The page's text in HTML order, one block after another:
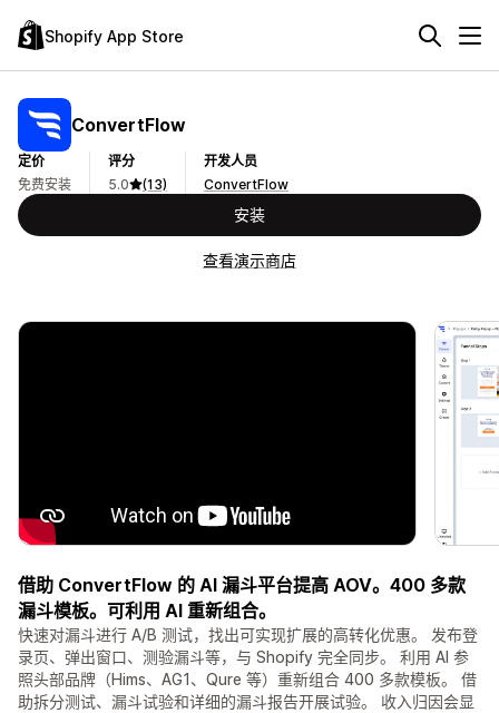
Shopify App Store
ConvertFlow
定价
免费安装
评分
5.0
(13)
开发人员
ConvertFlow
安装
查看演示商店
借助 ConvertFlow 的 AI 漏斗平台提高 AOV。400 多款
漏斗模板。可利用 AI 重新组合。
快速对漏斗进行 A/B 测试，找出可实现扩展的高转化优惠。 发布登
录页、弹出窗口、测验漏斗等，与 Shopify 完全同步。 利用 AI 参
照头部品牌（Hims、AG1、Qure 等）重新组合 400 多款模板。 借
助拆分测试、漏斗试验和详细的漏斗报告开展试验。 收入归因会显